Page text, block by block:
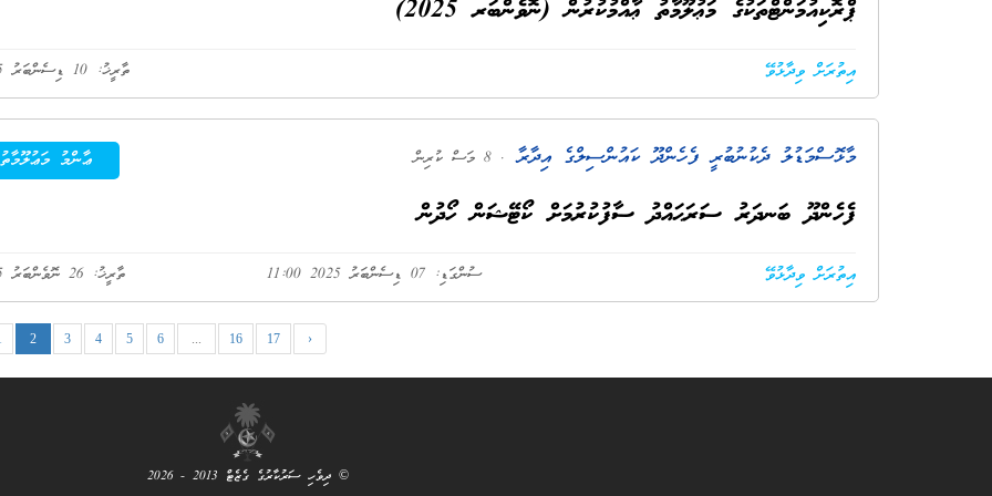
ޕްރޮކިއުމަންޓްތަކުގެ މަޢުލޫމާތު ޢާއްމުކުރުން (ނޮވެންބަރ 2025)
ތާރީޚު: 10 ޑިސެންބަރު 2025 އިތުރަށް ވިދާޅުވޭ
ޢާންމު މަޢުލޫމާތު މާޅޮސްމަޑުލު ދެކުނުބުރީ ފެހެންދޫ ކައުންސިލްގެ އިދާރާ . 8 މަސް ކުރިން
ފެހެންދޫ ބަނދަރު ސަރަޙައްދު ސާފުކުރުމަށް ކޯޓޭޝަން ހޯދުން
ތާރީޚު: 26 ނޮވެންބަރު 2025 ސުންގަޑި: 07 ޑިސެންބަރު 2025 11:00 އިތުރަށް ވިދާޅުވޭ
2 3 4 5 6 ... 16 17 ›
© ދިވެހި ސަރުކާރުގެ ގެޒެޓް 2013 - 2026